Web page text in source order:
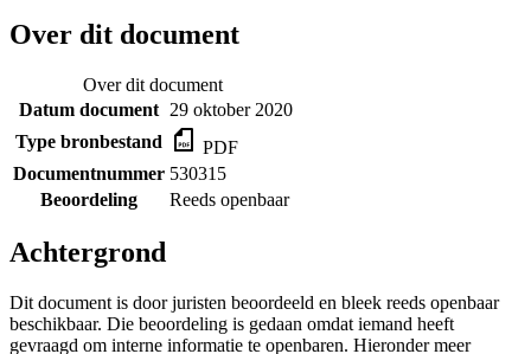
Over dit document
Over dit document
Datum document 29 oktober 2020
Type bronbestand
PDF
Documentnummer 530315
Beoordeling
Reeds openbaar
Achtergrond
Dit document is door juristen beoordeeld en bleek reeds openbaar
beschikbaar. Die beoordeling is gedaan omdat iemand heeft
gevraagd om interne informatie te openbaren. Hieronder meer